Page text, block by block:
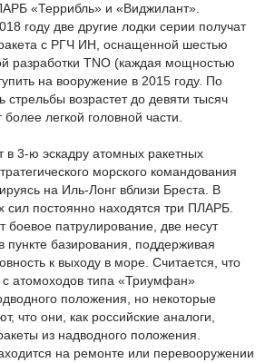
«Террибль» и «Виджилант».
году две другие лодки серии получат
с РГЧ ИН, оснащенной шестью
разработки TNO (каждая мощностью
на вооружение в 2015 году. По
стрельбы возрастет до девяти тысяч
легкой головной части.
в 3-ю эскадру атомных ракетных
морского командования
на Иль-Лонг вблизи Бреста. В
сил постоянно находятся три ПЛАРБ.
боевое патрулирование, две несут
пункте базирования, поддерживая
к выходу в море. Считается, что
с атомоходов типа «Триумфан»
положения, но некоторые
что они, как российские аналоги,
из надводного положения.
на ремонте или перевооружении